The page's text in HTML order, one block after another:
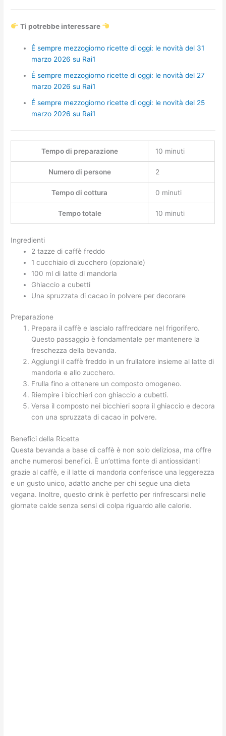
Ti potrebbe interessare
É sempre mezzogiorno ricette di oggi: le novità del 31
marzo 2026 su Rai1
É sempre mezzogiorno ricette di oggi: le novità del 27
marzo 2026 su Rai1
É sempre mezzogiorno ricette di oggi: le novità del 25
marzo 2026 su Rai1
Tempo di preparazione 10 minuti
Numero di persone 2
Tempo di cottura 0 minuti
Tempo totale 10 minuti
Ingredienti
2 tazze di caffè freddo
1 cucchiaio di zucchero (opzionale)
100 ml di latte di mandorla
Ghiaccio a cubetti
Una spruzzata di cacao in polvere per decorare
Preparazione
Prepara il caffè e lascialo raffreddare nel frigorifero.
Questo passaggio è fondamentale per mantenere la
freschezza della bevanda.
Aggiungi il caffè freddo in un frullatore insieme al latte di
mandorla e allo zucchero.
Frulla fino a ottenere un composto omogeneo.
Riempire i bicchieri con ghiaccio a cubetti.
Versa il composto nei bicchieri sopra il ghiaccio e decora
con una spruzzata di cacao in polvere.
Benefici della Ricetta
Questa bevanda a base di caffè è non solo deliziosa, ma offre
anche numerosi benefici. È un’ottima fonte di antiossidanti
grazie al caffè, e il latte di mandorla conferisce una leggerezza
e un gusto unico, adatto anche per chi segue una dieta
vegana. Inoltre, questo drink è perfetto per rinfrescarsi nelle
giornate calde senza sensi di colpa riguardo alle calorie.